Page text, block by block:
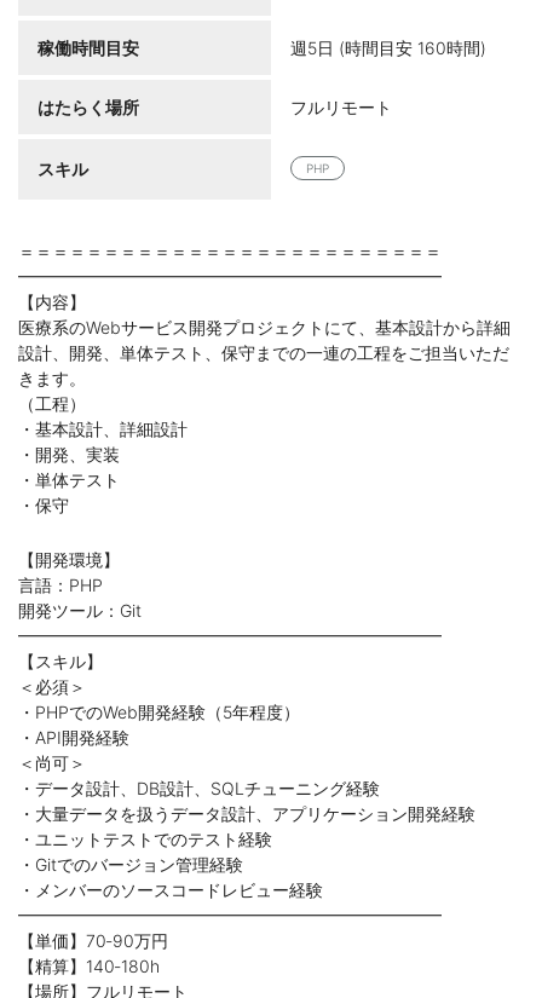
稼働時間目安 週5日 (時間目安 160時間)
はたらく場所 フルリモート
スキル PHP
＝＝＝＝＝＝＝＝＝＝＝＝＝＝＝＝＝＝＝＝＝＝＝＝＝
━━━━━━━━━━━━━━━━━━━━━━━━━
【内容】
医療系のWebサービス開発プロジェクトにて、基本設計から詳細
設計、開発、単体テスト、保守までの一連の工程をご担当いただ
きます。
（工程）
・基本設計、詳細設計
・開発、実装
・単体テスト
・保守
【開発環境】
言語：PHP
開発ツール：Git
━━━━━━━━━━━━━━━━━━━━━━━━━
【スキル】
＜必須＞
・PHPでのWeb開発経験（5年程度）
・API開発経験
＜尚可＞
・データ設計、DB設計、SQLチューニング経験
・大量データを扱うデータ設計、アプリケーション開発経験
・ユニットテストでのテスト経験
・Gitでのバージョン管理経験
・メンバーのソースコードレビュー経験
━━━━━━━━━━━━━━━━━━━━━━━━━
【単価】70‐90万円
【精算】140‐180h
【場所】フルリモート